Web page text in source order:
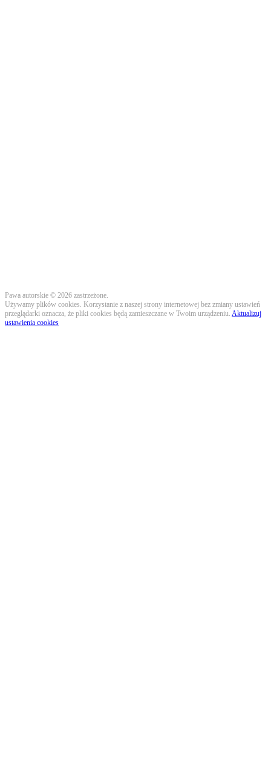
Pawa autorskie © 2026 zastrzeżone.
Używamy plików cookies. Korzystanie z naszej strony internetowej bez zmiany ustawień
przeglądarki oznacza, że pliki cookies będą zamieszczane w Twoim urządzeniu. Aktualizuj
ustawienia cookies